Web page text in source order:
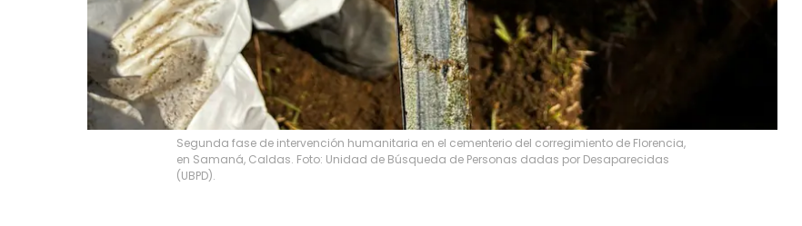
Segunda fase de intervención humanitaria en el cementerio del corregimiento de Florencia,
en Samaná, Caldas. Foto: Unidad de Búsqueda de Personas dadas por Desaparecidas
(UBPD).